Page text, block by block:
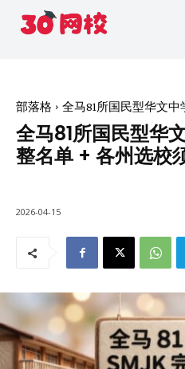
部落格 全马81所国民型华文中
全马81所国民型华
整名单 + 各州选校
2026-04-15